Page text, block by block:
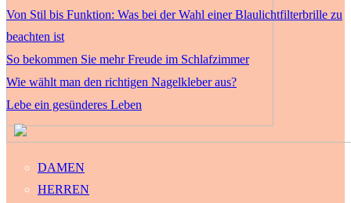
Von Stil bis Funktion: Was bei der Wahl einer Blaulichtfilterbrille zu
beachten ist
So bekommen Sie mehr Freude im Schlafzimmer
Wie wählt man den richtigen Nagelkleber aus?
Lebe ein gesünderes Leben
DAMEN
HERREN